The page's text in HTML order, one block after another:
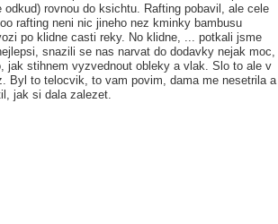
rovnou do ksichtu. Rafting pobavil, ale cele
rafting neni nic jineho nez kminky bambusu
po klidne casti reky. No klidne, ... potkali jsme
snazili se nas narvat do dodavky nejak moc,
jak stihnem vyzvednout obleky a vlak. Slo to ale v
Byl to telocvik, to vam povim, dama me nesetrila a
jak si dala zalezet.